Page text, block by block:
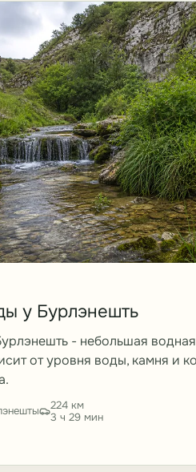
у Бурлэнешть
- небольшая
от уровня воды, камня и
224 км
3 ч 29 мин